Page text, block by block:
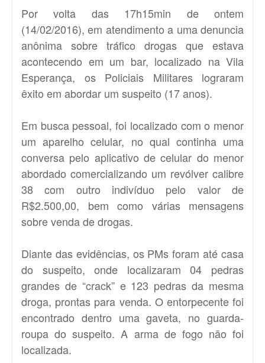
Por volta das 17h15min de ontem
(14/02/2016), em atendimento a uma denuncia
anônima sobre tráfico drogas que estava
acontecendo em um bar, localizado na Vila
Esperança, os Policiais Militares lograram
êxito em abordar um suspeito (17 anos).
Em busca pessoal, foi localizado com o menor
um aparelho celular, no qual continha uma
conversa pelo aplicativo de celular do menor
abordado comercializando um revólver calibre
38 com outro indivíduo pelo valor de
R$2.500,00, bem como várias mensagens
sobre venda de drogas.
Diante das evidências, os PMs foram até casa
do suspeito, onde localizaram 04 pedras
grandes de “crack” e 123 pedras da mesma
droga, prontas para venda. O entorpecente foi
encontrado dentro uma gaveta, no guarda-
roupa do suspeito. A arma de fogo não foi
localizada.